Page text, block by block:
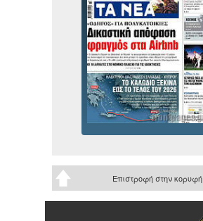
Επιστροφή στην κορυφή